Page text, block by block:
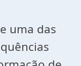
uma das